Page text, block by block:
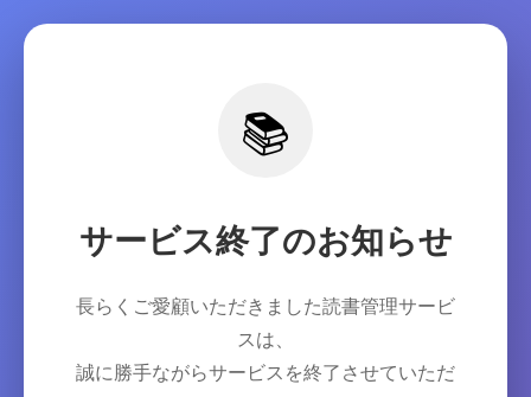
📚
サービス終了のお知らせ
長らくご愛顧いただきました読書管理サービ
スは、
誠に勝手ながらサービスを終了させていただ